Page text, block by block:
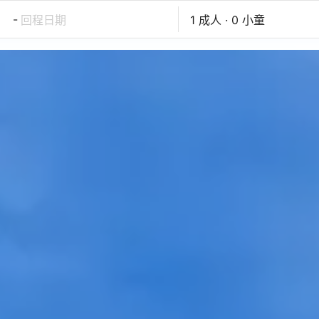
- 回程日期 1 成人 · 0 小童